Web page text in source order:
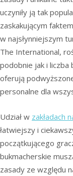
uczyniły ją tak
zaskakującym
w najsłynniejszym
The International,
podobnie jak i
oferują
personalne dla
Udział w zakładach
łatwiejszy i
początkującego
bukmacherskie
zasady ze względu